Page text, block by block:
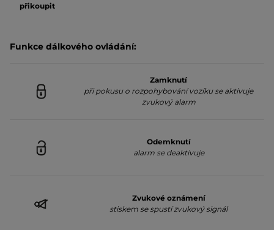
přikoupit
Funkce dálkového ovládání:
Zamknutí
při pokusu o rozpohybování vozíku se aktivuje
zvukový alarm
Odemknutí
alarm se deaktivuje
Zvukové oznámení
stiskem se spustí zvukový signál